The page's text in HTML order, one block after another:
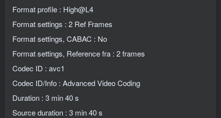
Format profile : High@L4
Format settings : 2 Ref Frames
Format settings, CABAC : No
Format settings, Reference fra : 2 frames
Codec ID : avc1
Codec ID/Info : Advanced Video Coding
Duration : 3 min 40 s
Source duration : 3 min 40 s